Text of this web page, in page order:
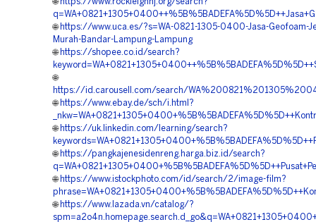
🌐 https://www.rockleighnj.org/search?
🌐 https://www.uca.es/?s=WA-0821-1305-0400-Jasa-Geofoam-
Murah-Bandar-Lampung-Lampung
🌐 https://shopee.co.id/search?
🌐
https://id.carousell.com/search/
🌐 https://www.ebay.de/sch/i.html?
🌐 https://uk.linkedin.com/learning/search?
🌐 https://pangkajenesidenreng.harga.biz.id/search?
🌐 https://www.istockphoto.com/id/search/2/image-film?
🌐 https://www.lazada.vn/catalog/?